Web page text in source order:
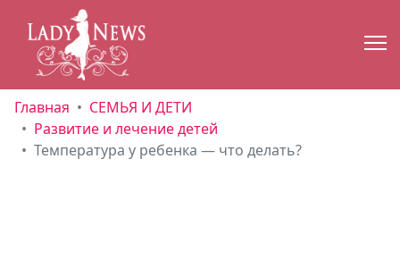
Главная
СЕМЬЯ И ДЕТИ
Развитие и лечение детей
Температура у ребенка — что делать?